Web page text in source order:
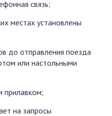
связь;
местах установлены
до отправления поезда
или настольными
прилавком;
на запросы